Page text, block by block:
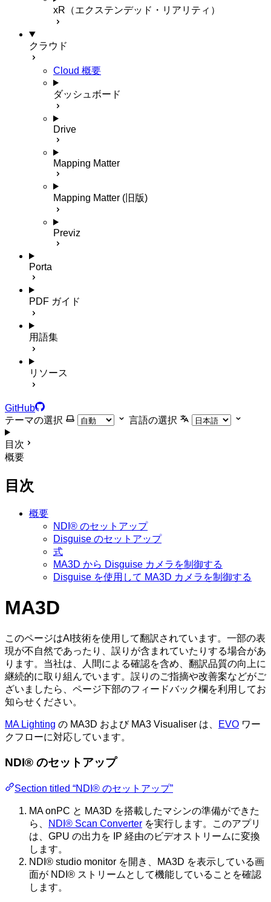
xR（エクステンデッド・リアリティ）
クラウド
Cloud 概要
ダッシュボード
Drive
Mapping Matter
Mapping Matter (旧版)
Previz
Porta
PDF ガイド
用語集
リソース
GitHub
テーマの選択
言語の選択
目次
概要
目次
概要
NDI® のセットアップ
Disguise のセットアップ
式
MA3D から Disguise カメラを制御する
Disguise を使用して MA3D カメラを制御する
MA3D
このページはAI技術を使用して翻訳されています。一部の表
現が不自然であったり、誤りが含まれていたりする場合があ
ります。当社は、人間による確認を含め、翻訳品質の向上に
継続的に取り組んでいます。誤りのご指摘や改善案などがご
ざいましたら、ページ下部のフィードバック欄を利用してお
知らせください。
MA Lighting の MA3D および MA3 Visualiser は、 EVO ワー
クフローに対応しています。
NDI® のセットアップ
Section titled “NDI® のセットアップ”
MA onPC と MA3D を搭載したマシンの準備ができた
ら、
NDI® Scan Converter を実行します。このアプリ
は、GPU の出力を IP 経由のビデオストリームに変換
します。
NDI® studio monitor を開き、MA3D を表示している画
面が NDI® ストリームとして機能していることを確認
します。